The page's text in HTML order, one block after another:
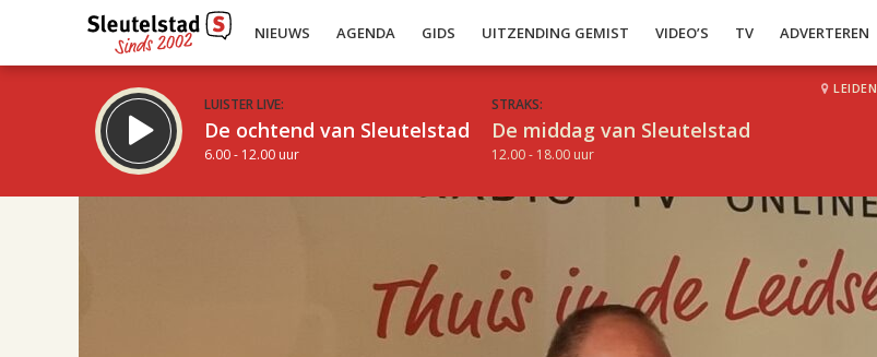
NIEUWS AGENDA GIDS UITZENDING GEMIST VIDEO’S TV ADVERTEREN
LUISTER LIVE:
De ochtend van Sleutelstad
6.00 - 12.00 uur
STRAKS:
De middag van Sleutelstad
12.00 - 18.00 uur
LEIDEN